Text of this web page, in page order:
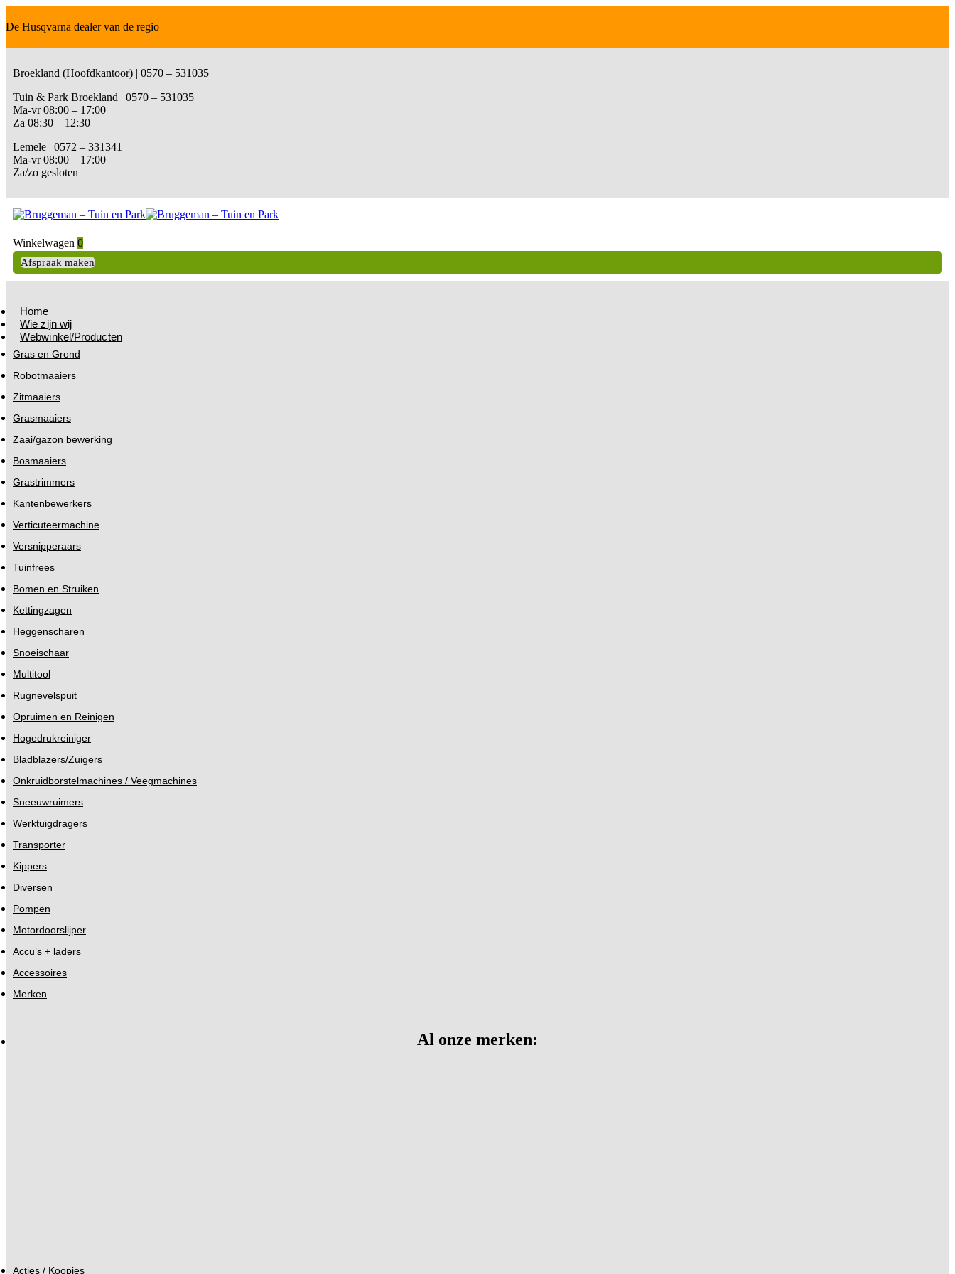
De Husqvarna dealer van de regio
Broekland (Hoofdkantoor) | 0570 – 531035
Tuin & Park Broekland | 0570 – 531035
Ma-vr 08:00 – 17:00
Za 08:30 – 12:30
Lemele | 0572 – 331341
Ma-vr 08:00 – 17:00
Za/zo gesloten
Winkelwagen 0
Afspraak maken
Home
Wie zijn wij
Webwinkel/Producten
Gras en Grond
Robotmaaiers
Zitmaaiers
Grasmaaiers
Zaai/gazon bewerking
Bosmaaiers
Grastrimmers
Kantenbewerkers
Verticuteermachine
Versnipperaars
Tuinfrees
Bomen en Struiken
Kettingzagen
Heggenscharen
Snoeischaar
Multitool
Rugnevelspuit
Opruimen en Reinigen
Hogedrukreiniger
Bladblazers/Zuigers
Onkruidborstelmachines / Veegmachines
Sneeuwruimers
Werktuigdragers
Transporter
Kippers
Diversen
Pompen
Motordoorslijper
Accu’s + laders
Accessoires
Merken
Al onze merken:
Acties / Koopjes